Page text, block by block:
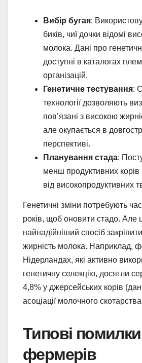
Вибір бугая:
биків, чиї дочки відомі
молока. Дані про
доступні в каталогах
організацій.
Генетичне тестування:
технології дозволяють
пов’язані з високою
але окупається в
перспективі.
Планування стада:
менш продуктивних
від високопродуктивних
Генетичні зміни потребують
років, щоб оновити стадо. Але
найнадійніший спосіб
жирність молока. Наприклад,
Нідерландах, які активно
генетичну селекцію, досягли
4,8% у джерсейських корів
асоціації молочного
Типові помилки
фермерів